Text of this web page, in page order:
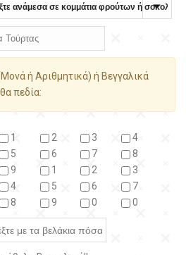
ή Αριθμητικά) ή Βεγγαλικά
πεδία:
1 2 3
4
5
6 7
8
9
1 2
3
4
5 6
7
8
9 0 0